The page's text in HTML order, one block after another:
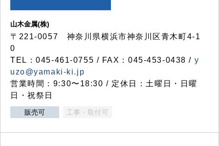
山木金属(株)
〒221-0057 神奈川県横浜市神奈川区青木町4-1
0
TEL：045-461-0755 / FAX：045-453-0438 / y
uzo@yamaki-ki.jp
営業時間：9:30〜18:30 / 定休日：土曜日・日曜
日・祝祭日
販売可 工事・取付可